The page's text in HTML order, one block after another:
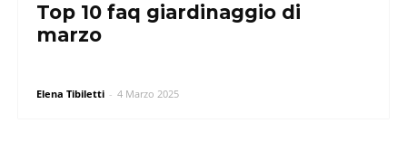
Top 10 faq giardinaggio di
marzo
Elena Tibiletti - 4 Marzo 2025